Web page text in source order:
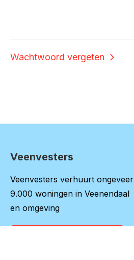
Wachtwoord vergeten
Contactinformatie
Veenvesters
Veenvesters verhuurt ongeveer
9.000 woningen in Veenendaal
en omgeving